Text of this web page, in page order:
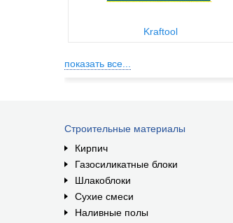
Kraftool
показать все...
Строительные материалы
Кирпич
Газосиликатные блоки
Шлакоблоки
Сухие смеси
Наливные полы